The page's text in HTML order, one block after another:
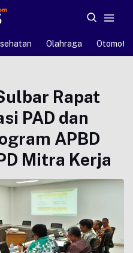
Olahraga Otomotif
Rapat
PAD dan
APBD
Mitra Kerja